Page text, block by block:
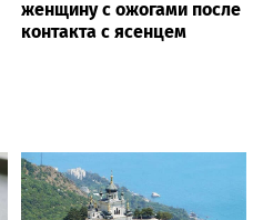
женщину с ожогами после
контакта с ясенцем